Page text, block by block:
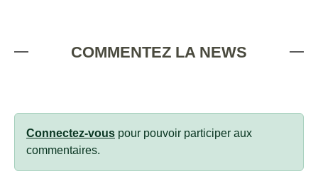
COMMENTEZ LA NEWS
Connectez-vous pour pouvoir participer aux
commentaires.